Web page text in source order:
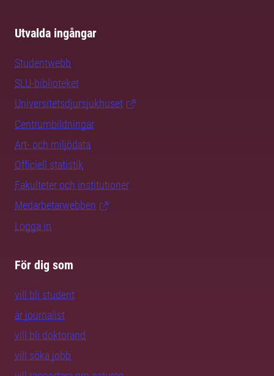
Utvalda ingångar
Studentwebb
SLU-biblioteket
Universitetsdjursjukhuset
Centrumbildningar
Art- och miljödata
Officiell statistik
Fakulteter och institutioner
Medarbetarwebben
Logga in
För dig som
vill bli student
är journalist
vill bli doktorand
vill söka jobb